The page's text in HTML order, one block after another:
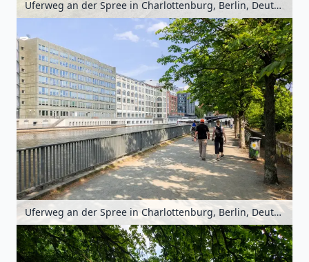
Uferweg an der Spree in Charlottenburg, Berlin, Deutschland
Uferweg an der Spree in Charlottenburg, Berlin, Deutschland